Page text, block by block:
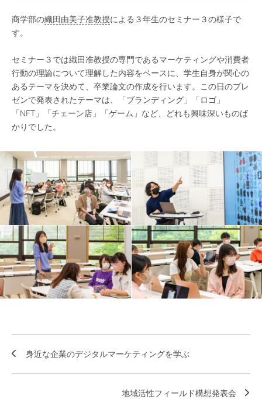
商学部の織田由美子准教授による３年生のセミナー３の様子で
す。
セミナー３では織田准教授の専門であるマーケティングや消費者
行動の理論について理解した内容をベースに、学生自身が関心の
あるテーマを決めて、卒業論文の作成を行います。この日のプレ
ゼンで発表されたテーマは、「ブランディング」「ロゴ」
「NFT」「チェーン店」「ゲーム」など、どれも興味深いものば
かりでした。
身近な企業のデジタルマーケティングを学ぶ
地域活性フィールド構想発表会